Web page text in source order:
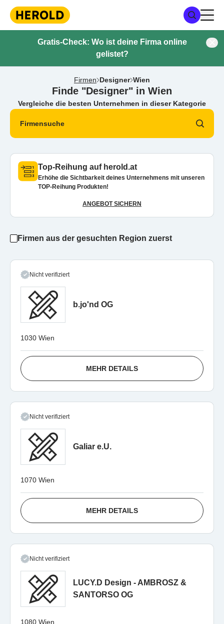
Gratis-Check: Wo ist deine Firma online
gelistet?
Firmen Designer Wien
Finde "Designer" in Wien
Vergleiche die besten Unternehmen in dieser Kategorie
Firmensuche
Top-Reihung auf herold.at
Erhöhe die Sichtbarkeit deines Unternehmens mit unseren
TOP-Reihung Produkten!
ANGEBOT SICHERN
Firmen aus der gesuchten Region zuerst
Nicht verifiziert
b.jo'nd OG
1030 Wien
MEHR DETAILS
Nicht verifiziert
Galiar e.U.
1070 Wien
MEHR DETAILS
Nicht verifiziert
LUCY.D Design - AMBROSZ &
SANTORSO OG
1080 Wien